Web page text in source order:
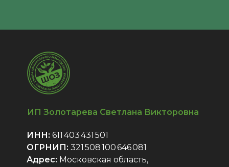
ИНН: 611 403 431 501
ОГРНИП: 321 508 100 646 081
Адрес: Московская область,
ИП Золотарева Светлана Викторовна